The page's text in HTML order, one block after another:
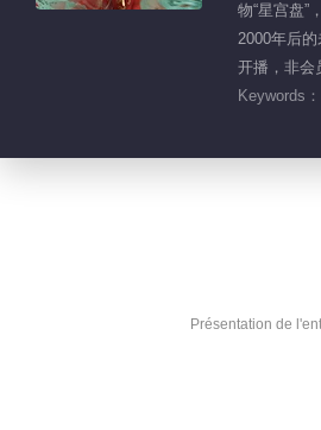
物“星宫盘”
2000年后
开播，非会
Keywords：
Présentation de